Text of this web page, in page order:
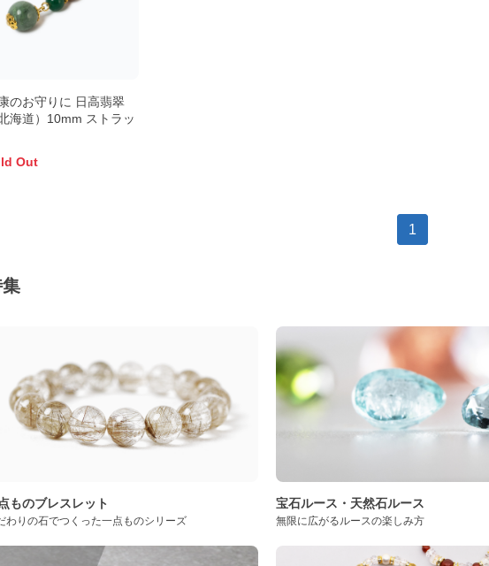
のお守りに 日高翡翠
北海道）10mm ストラッ
Out
1
ものブレスレット
わりの石でつくった一点ものシリーズ
宝石ルース・天然石ルース
無限に広がるルースの楽しみ方